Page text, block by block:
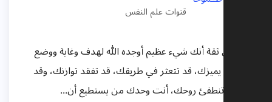
قنوات علم النفس
كن على ثقة أنك شيء عظيم أوجده الله لهدف وغاية ووضع
فيك ما يميزك، قد تتعثر في طريقك، قد تفقد توازنك، وقد
تحزن وتنطفئ روحك، أنت وحدك من يستطيع أن...